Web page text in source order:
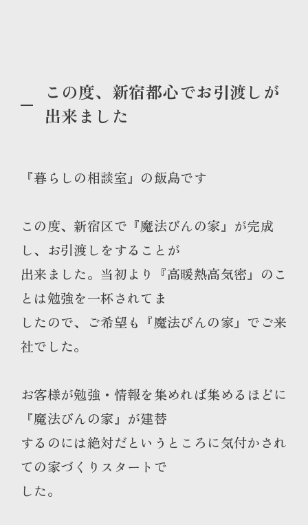
この度、新宿都心でお引渡しが
出来ました
『暮らしの相談室』の飯島です
この度、新宿区で『魔法びんの家』が完成
し、お引渡しをすることが
出来ました。当初より『高暖熱高気密』のこ
とは勉強を一杯されてま
したので、ご希望も『魔法びんの家』でご来
社でした。
お客様が勉強・情報を集めれば集めるほどに
『魔法びんの家』が建替
するのには絶対だというところに気付かされ
ての家づくりスタートで
した。